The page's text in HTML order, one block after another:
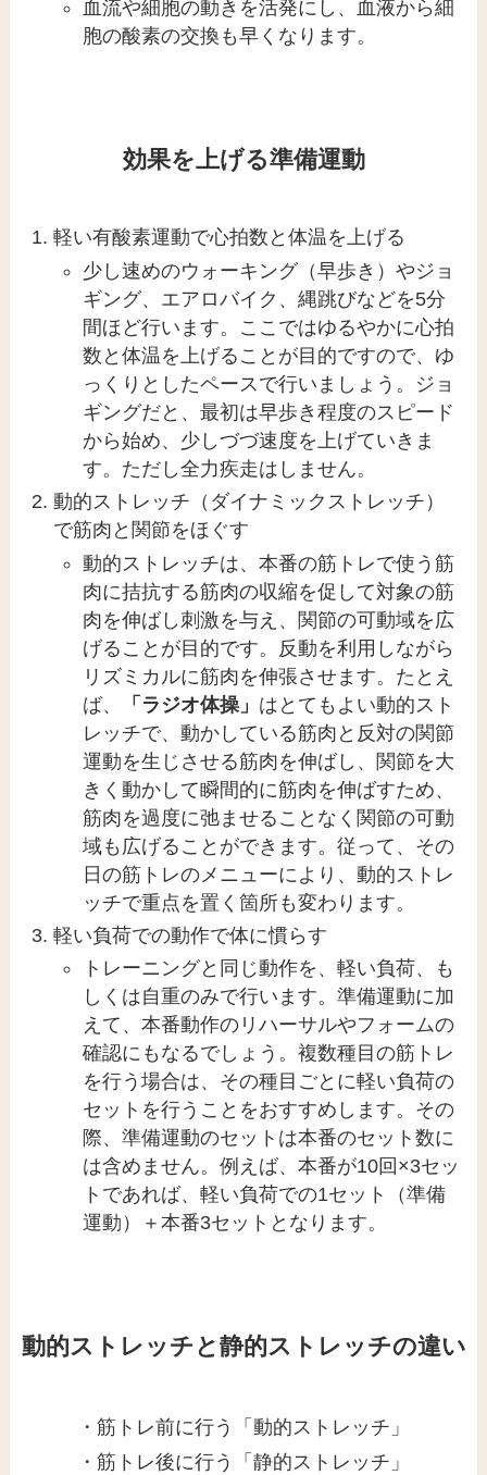
血流や細胞の動きを活発にし、血液から細
胞の酸素の交換も早くなります。
効果を上げる準備運動
軽い有酸素運動で心拍数と体温を上げる
少し速めのウォーキング（早歩き）やジョ
ギング、エアロバイク、縄跳びなどを5分
間ほど行います。ここではゆるやかに心拍
数と体温を上げることが目的ですので、ゆ
っくりとしたペースで行いましょう。ジョ
ギングだと、最初は早歩き程度のスピード
から始め、少しづづ速度を上げていきま
す。ただし全力疾走はしません。
動的ストレッチ（ダイナミックストレッチ）
で筋肉と関節をほぐす
動的ストレッチは、本番の筋トレで使う筋
肉に拮抗する筋肉の収縮を促して対象の筋
肉を伸ばし刺激を与え、関節の可動域を広
げることが目的です。 反動を利用しながら
リズミカルに筋肉を伸張させます。たとえ
ば、
「ラジオ体操」 はとてもよい動的スト
レッチで、動かしている筋肉と反対の関節
運動を生じさせる筋肉を伸ばし、関節を大
きく動かして瞬間的に筋肉を伸ばすため、
筋肉を過度に弛ませることなく関節の可動
域も広げることができます。従って、その
日の筋トレのメニューにより、動的ストレ
ッチで重点を置く箇所も変わります。
軽い負荷での動作で体に慣らす
トレーニングと同じ動作を、軽い負荷、も
しくは自重のみで行います。準備運動に加
えて、本番動作のリハーサルやフォームの
確認にもなるでしょう。複数種目の筋トレ
を行う場合は、その種目ごとに軽い負荷の
セットを行うことをおすすめします。その
際、準備運動のセットは本番のセット数に
は含めません。例えば、本番が10回×3セッ
トであれば、軽い負荷での1セット（準備
運動）＋本番3セットとなります。
動的ストレッチと静的ストレッチの違い
・ 筋トレ前に行う「動的ストレッチ」
・筋トレ後に行う「静的ストレッチ」